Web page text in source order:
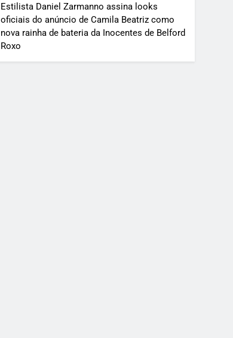
Estilista Daniel Zarmanno assina looks
oficiais do anúncio de Camila Beatriz como
nova rainha de bateria da Inocentes de Belford
Roxo